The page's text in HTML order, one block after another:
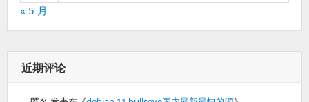
« 5 月
近期评论